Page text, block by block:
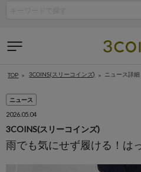
TOP 3COINS(スリーコインズ) ニュース詳細
ニュース
2026.05.04
3COINS(スリーコインズ)
雨でも気にせず履ける！は